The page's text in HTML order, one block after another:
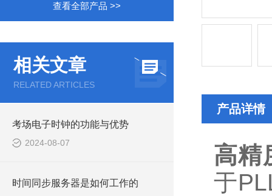
查看全部产品 >>
相关文章
RELATED ARTICLES
考场电子时钟的功能与优势
2024-08-07
时间同步服务器是如何工作的
产品详情
高精
于